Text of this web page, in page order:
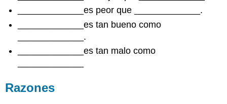
_____________es peor que _____________.
_____________es tan bueno como
_____________.
_____________es tan malo como
Razones